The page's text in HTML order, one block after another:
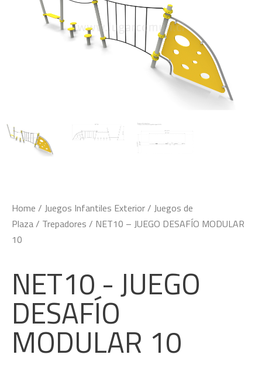
Home / Juegos Infantiles Exterior/ Juegos de
Plaza/ Trepadores / NET10 – JUEGO DESAFÍO MODULAR
10
NET10 - JUEGO
DESAFÍO
MODULAR 10